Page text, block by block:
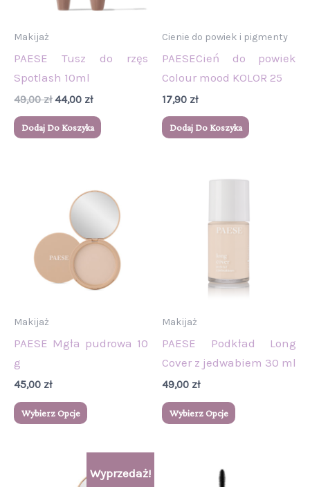
Makijaż
PAESE Tusz do rzęs
Spotlash 10ml
49,00zł 44,00 zł
Dodaj Do Koszyka
Cienie do powiek i pigmenty
PAESECień do powiek
Colour mood KOLOR 25
17,90 zł
Dodaj Do Koszyka
Makijaż
PAESE Mgła pudrowa 10
g
45,00 zł
Wybierz Opcje
produkt
wiele
wariantów.
Opcje
Makijaż
PAESE Podkład Long
Cover z jedwabiem 30 ml
49,00 zł
Wybierz Opcje
Ten
ma
wariantów.
Opcje
na
stronie
Wyprzedaż!
cen:
Ten